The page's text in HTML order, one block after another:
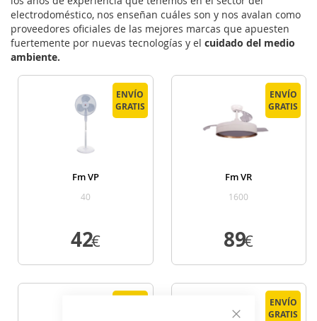
electrodoméstico, nos enseñan cuáles son y nos avalan como
proveedores oficiales de las mejores marcas que apuesten
fuertemente por nuevas tecnologías y el cuidado del medio
ambiente.
ENVÍO
GRATIS
Fm VP
40
42
€
ENVÍO
GRATIS
Fm VR
1600
89
€
ENVÍO
GRATIS